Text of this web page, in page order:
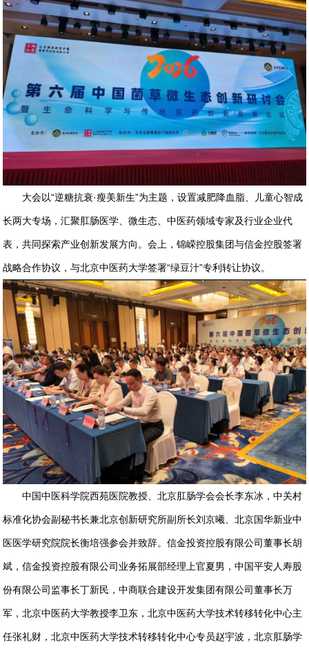
大会以“逆糖抗衰·瘦美新生”为主题，设置减肥降血脂、儿童心智成
长两大专场，汇聚肛肠医学、微生态、中医药领域专家及行业企业代
表，共同探索产业创新发展方向。会上，锦嵘控股集团与信金控股签署
战略合作协议，与北京中医药大学签署“绿豆汁”专利转让协议。
中国中医科学院西苑医院教授、北京肛肠学会会长李东冰，中关村
标准化协会副秘书长兼北京创新研究所副所长刘京曦、北京国华新业中
医医学研究院院长衡培强参会并致辞。信金投资控股有限公司董事长胡
斌，信金投资控股有限公司业务拓展部经理上官夏男，中国平安人寿股
份有限公司监事长丁新民，中商联合建设开发集团有限公司董事长万
军，北京中医药大学教授李卫东，北京中医药大学技术转移转化中心主
任张礼财，北京中医药大学技术转移转化中心专员赵宇波，北京肛肠学